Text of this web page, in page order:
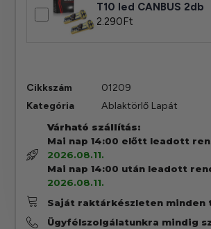
T10 led CANBUS 2db
2.290 Ft
Cikkszám
01209
Kategória
Ablaktörlő Lapát
Várható szállítás:
Mai nap 14:00 előtt leadott
2026.08.11.
Mai nap 14:00 után leadott
2026.08.11.
Saját raktárkészleten minden
Ügyfélszolgálatunkra mindig